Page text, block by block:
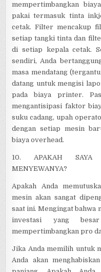
mempertimbangkan
pakai termasuk tinta
cetak. Filter mencakup
setiap tangki tinta dan
di setiap kepala cetak.
sendiri, Anda
masa mendatang
datang untuk mengisi
pada biaya printer.
mengantisipasi faktor
suku cadang, upah
dengan setiap mesin
biaya overhead.
10. APAKAH SAYA
MENYEWANYA?
Apakah Anda
mesin akan sangat
saat ini. Mengingat
investasi yang
mempertimbangkan pro
Jika Anda memilih untuk
Anda akan